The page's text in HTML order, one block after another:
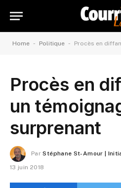
Home - Politique - Procès en
Procès en
un
surprenant
Par Stéphane St-Amour |
13 juin 2018